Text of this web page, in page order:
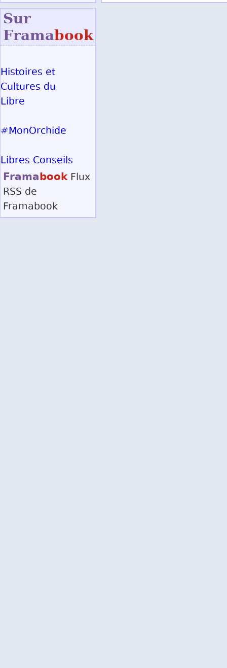
Sur
Framabook
Histoires et
Cultures du
Libre
#MonOrchide
Libres Conseils
Framabook Flux
RSS de
Framabook